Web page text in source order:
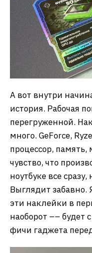
А вот внутри
история. Рабочая
перегруженной.
много. GeForce,
процессор,
чувство, что
ноутбуке все
Выглядит забавно.
эти наклейки в
наоборот –– будет
фичи гаджета